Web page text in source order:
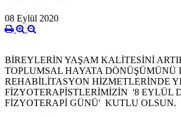
08 Eylül 2020
BİREYLERİN YAŞAM KALİTESİNİ
TOPLUMSAL HAYATA DÖNÜŞÜMÜNÜ
REHABİLİTASYON HİZMETLERİNDE
FİZYOTERAPİSTLERİMİZİN '8 EYLÜL
FİZYOTERAPİ GÜNÜ' KUTLU OLSUN.